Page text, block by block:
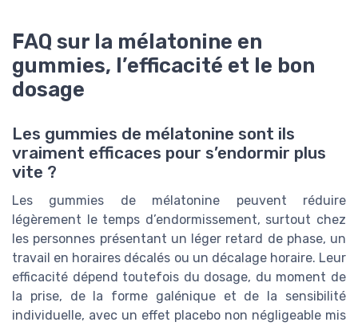
FAQ sur la mélatonine en
gummies, l’efficacité et le bon
dosage
Les gummies de mélatonine sont ils
vraiment efficaces pour s’endormir plus
vite ?
Les gummies de mélatonine peuvent réduire
légèrement le temps d’endormissement, surtout chez
les personnes présentant un léger retard de phase, un
travail en horaires décalés ou un décalage horaire. Leur
efficacité dépend toutefois du dosage, du moment de
la prise, de la forme galénique et de la sensibilité
individuelle, avec un effet placebo non négligeable mis